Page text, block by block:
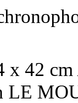
x 42
LE